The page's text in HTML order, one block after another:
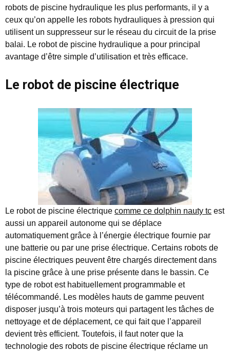
robots de piscine hydraulique les plus performants, il y a
ceux qu’on appelle les robots hydrauliques à pression qui
utilisent un suppresseur sur le réseau du circuit de la prise
balai. Le robot de piscine hydraulique a pour principal
avantage d’être simple d’utilisation et très efficace.
Le robot de piscine électrique
Le robot de piscine électrique comme ce dolphin nauty tc est
aussi un appareil autonome qui se déplace
automatiquement grâce à l’énergie électrique fournie par
une batterie ou par une prise électrique. Certains robots de
piscine électriques peuvent être chargés directement dans
la piscine grâce à une prise présente dans le bassin. Ce
type de robot est habituellement programmable et
télécommandé. Les modèles hauts de gamme peuvent
disposer jusqu’à trois moteurs qui partagent les tâches de
nettoyage et de déplacement, ce qui fait que l’appareil
devient très efficient. Toutefois, il faut noter que la
technologie des robots de piscine électrique réclame un